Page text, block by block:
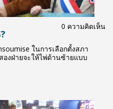
0 ความคิดเห็น
ในการเลือกตั้งสภา
งฝ่ายจะให้ไพ่ด้านซ้ายแบบ